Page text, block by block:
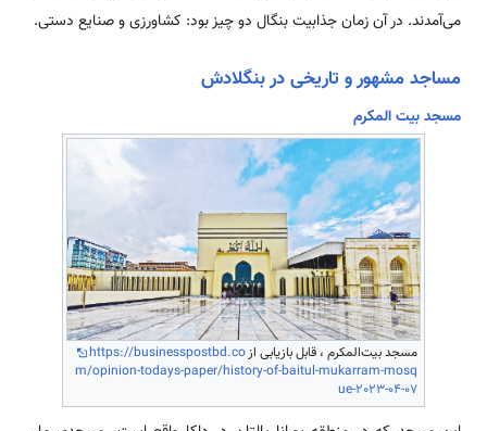
می‌آمدند. در آن زمان جذابیت بنگال دو چیز بود: کشاورزی و صنایع دستی.
مساجد مشهور و تاریخی در بنگلادش
مسجد بیت المکرم
مسجد بیت‌المکرم ، قابل بازیابی ازhttps://businesspostbd.co
m/opinion-todays-paper/history-of-baitul-mukarram-mosq
ue-2023-04-07